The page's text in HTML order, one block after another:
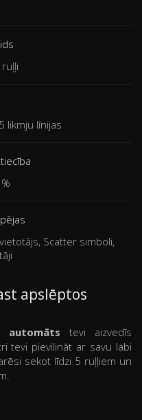
likmju līnijas
Scatter simboli,
apslēptos
tevi aizvedīs
tevi pievilināt ar savu labi
sekot līdzi 5 ruļļiem un